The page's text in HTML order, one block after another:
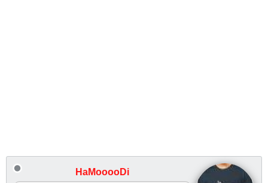
HaMooooDi